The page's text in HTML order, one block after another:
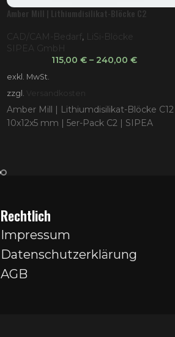
Amber Mill | Lithiumdisilikat-Blöcke C2
CAD/CAM-Bedarf,
LiSi-Blöcke
SIPEA GmbH
115,00 €– 240,00 €
exkl. MwSt.
zzgl. Versandkosten
Amber Mill | Lithiumdisilikat-Blöcke C12
10x12x5 mm | 5er-Pack C2 | SIPEA
Rechtlich
Impressum
Datenschutzerklärung
AGB